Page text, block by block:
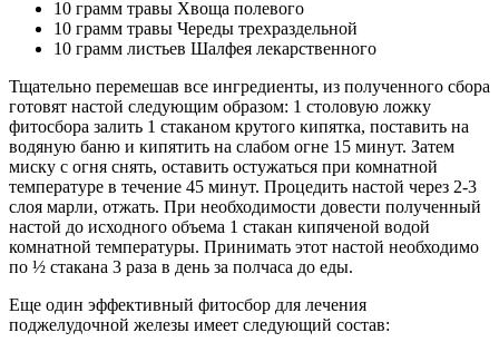
10 грамм травы Хвоща полевого
10 грамм травы Череды трехраздельной
10 грамм листьев Шалфея лекарственного
Тщательно перемешав все ингредиенты, из полученного сбора
готовят настой следующим образом: 1 столовую ложку
фитосбора залить 1 стаканом крутого кипятка, поставить на
водяную баню и кипятить на слабом огне 15 минут. Затем
миску с огня снять, оставить остужаться при комнатной
температуре в течение 45 минут. Процедить настой через 2-3
слоя марли, отжать. При необходимости довести полученный
настой до исходного объема 1 стакан кипяченой водой
комнатной температуры. Принимать этот настой необходимо
по ½ стакана 3 раза в день за полчаса до еды.
Еще один эффективный фитосбор для лечения
поджелудочной железы имеет следующий состав: